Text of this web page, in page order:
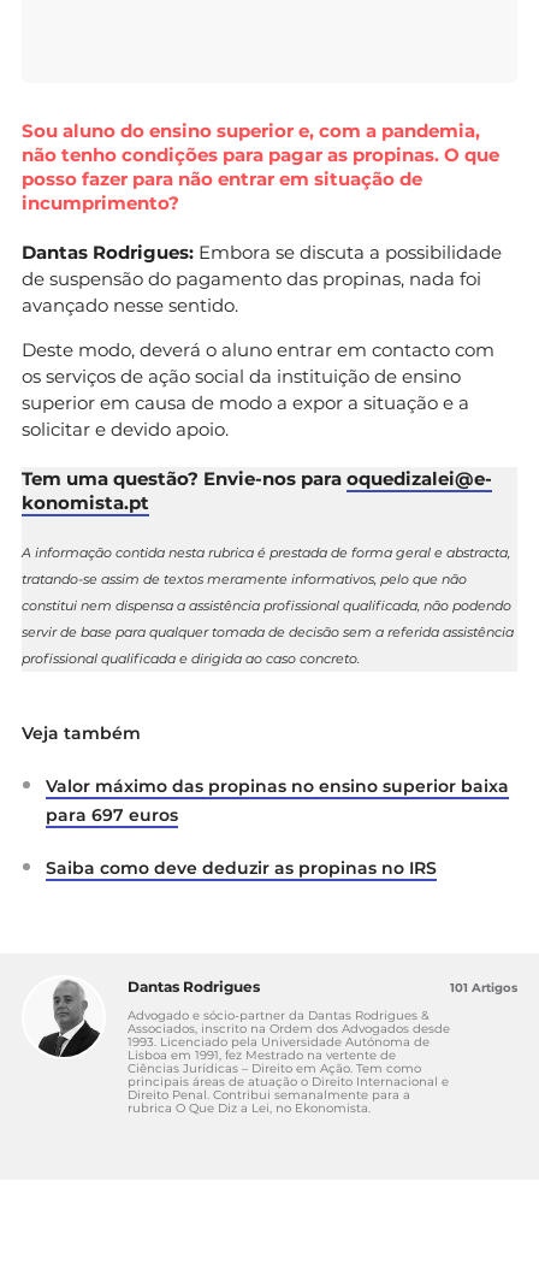
Sou aluno do ensino superior e, com a pandemia,
não tenho condições para pagar as propinas. O que
posso fazer para não entrar em situação de
incumprimento?
Dantas Rodrigues: Embora se discuta a possibilidade
de suspensão do pagamento das propinas, nada foi
avançado nesse sentido.
Deste modo, deverá o aluno entrar em contacto com
os serviços de ação social da instituição de ensino
superior em causa de modo a expor a situação e a
solicitar e devido apoio.
Tem uma questão? Envie-nos para oquedizalei@e-
konomista.pt
A informação contida nesta rubrica é prestada de forma geral e abstracta,
tratando-se assim de textos meramente informativos, pelo que não
constitui nem dispensa a assistência profissional qualificada, não podendo
servir de base para qualquer tomada de decisão sem a referida assistência
profissional qualificada e dirigida ao caso concreto.
Veja também
Valor máximo das propinas no ensino superior baixa
para 697 euros
Saiba como deve deduzir as propinas no IRS
Dantas Rodrigues
Advogado e sócio-partner da Dantas Rodrigues &
Associados, inscrito na Ordem dos Advogados desde
1993. Licenciado pela Universidade Autónoma de
Lisboa em 1991, fez Mestrado na vertente de
Ciências Jurídicas – Direito em Ação. Tem como
principais áreas de atuação o Direito Internacional e
Direito Penal. Contribui semanalmente para a
rubrica O Que Diz a Lei, no Ekonomista.
101 Artigos